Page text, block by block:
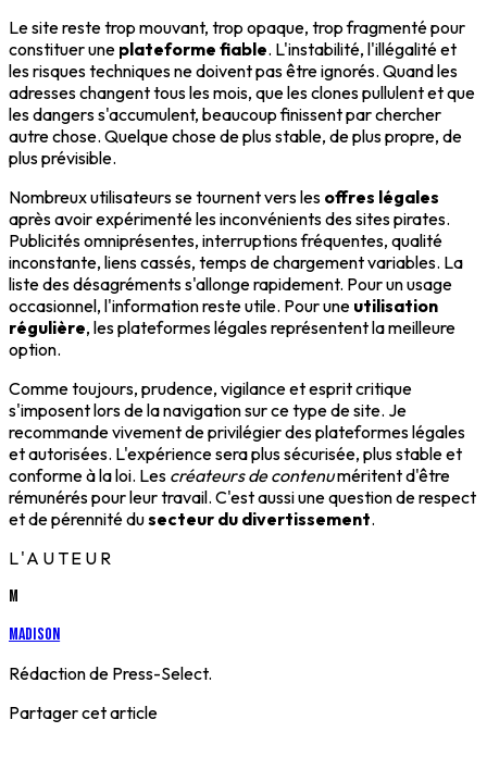
Le site reste trop mouvant, trop opaque, trop fragmenté pour
constituer une plateforme fiable. L'instabilité, l'illégalité et
les risques techniques ne doivent pas être ignorés. Quand les
adresses changent tous les mois, que les clones pullulent et que
les dangers s'accumulent, beaucoup finissent par chercher
autre chose. Quelque chose de plus stable, de plus propre, de
plus prévisible.
Nombreux utilisateurs se tournent vers les offres légales
après avoir expérimenté les inconvénients des sites pirates.
Publicités omniprésentes, interruptions fréquentes, qualité
inconstante, liens cassés, temps de chargement variables. La
liste des désagréments s'allonge rapidement. Pour un usage
occasionnel, l'information reste utile. Pour une utilisation
régulière, les plateformes légales représentent la meilleure
option.
Comme toujours, prudence, vigilance et esprit critique
s'imposent lors de la navigation sur ce type de site. Je
recommande vivement de privilégier des plateformes légales
et autorisées. L'expérience sera plus sécurisée, plus stable et
conforme à la loi. Les créateurs de contenuméritent d'être
rémunérés pour leur travail. C'est aussi une question de respect
et de pérennité dusecteur du divertissement.
L'AUTEUR
M
Madison
Rédaction de Press-Select.
Partager cet article